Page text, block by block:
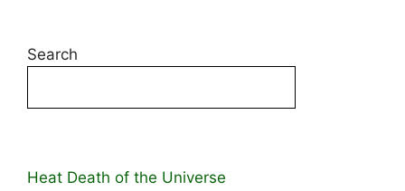
Search
Heat Death of the Universe